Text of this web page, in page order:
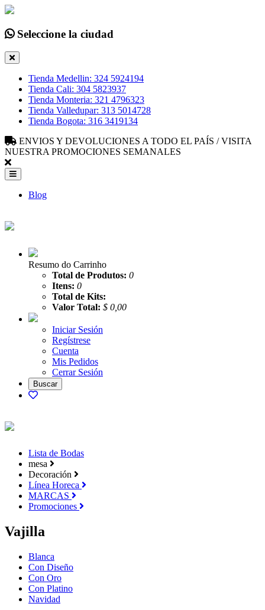
Seleccione la ciudad
Tienda Medellin: 324 5924194
Tienda Cali: 304 5823937
Tienda Monteria: 321 4796323
Tienda Valledupar: 313 5014728
Tienda Bogota: 316 3419134
ENVIOS Y DEVOLUCIONES A TODO EL PAÍS / VISITA
NUESTRA PROMOCIONES SEMANALES
Blog
Resumo do Carrinho
Total de Produtos: 0
Itens: 0
Total de Kits:
Valor Total: $ 0,00
Iniciar Sesión
Regístrese
Cuenta
Mis Pedidos
Cerrar Sesión
Lista de Bodas
mesa
Decoración
Línea Horeca
MARCAS
Promociones
Vajilla
Blanca
Con Diseño
Con Oro
Con Platino
Navidad